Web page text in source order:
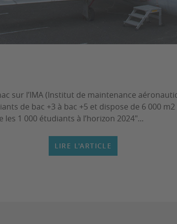
sur l’IMA (Institut de maintenance
de bac +3 à bac +5 et dispose de 6 000
1 000 étudiants à l’horizon 2024"...
LIRE L'ARTICLE